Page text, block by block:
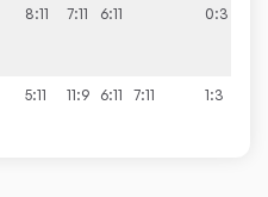
8:11 7:11 6:11 0:3
5:11 11:9 6:11 7:11 1:3